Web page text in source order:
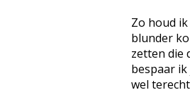
Zo houd
blunder
zetten die
bespaar
wel